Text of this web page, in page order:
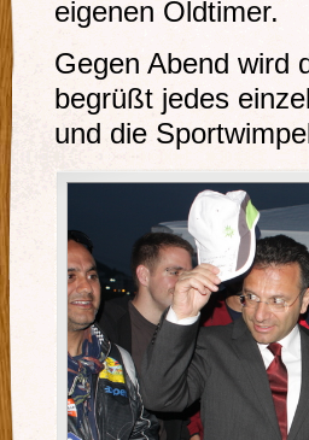
eigenen Oldtimer.
Gegen Abend wird
begrüßt jedes
und die